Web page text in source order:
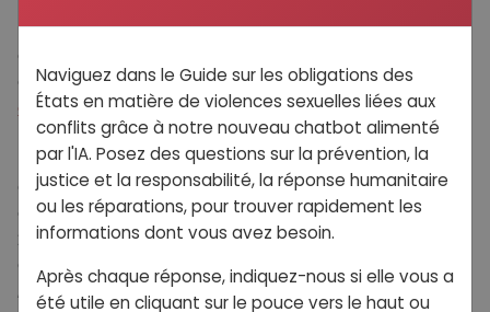
La Fondation Denis Mukwege souhaite tout d’abord
exprimer sa gratitude aux experts qui ont participé
à laConférence d’experts sur le processus
d’élaboration des traitésorganisée en mars 2022.
Leurs idées et leur collaboration avec l’équipe de
Initiative de la Ligne Rouge ont inspiré l’idée initiale
du Guide. Cette idée initiale a été discutée lors d’un
atelier lors de la retraite mondiale de la SEMA en
2021 et a abouti au soutien de la SEMA pour créer le
Guide comme priorité clé de
l’Initiative de la Ligne
Rouge.
La Fondation Mukwege est reconnaissante
Naviguez dans le Guide sur les obligations des
États en matière de violences sexuelles liées aux
conflits grâce à notre nouveau chatbot alimenté
par l'IA. Posez des questions sur la prévention, la
justice et la responsabilité, la réponse humanitaire
ou les réparations, pour trouver rapidement les
informations dont vous avez besoin.
Après chaque réponse, indiquez-nous si elle vous a
été utile en cliquant sur le pouce vers le haut ou